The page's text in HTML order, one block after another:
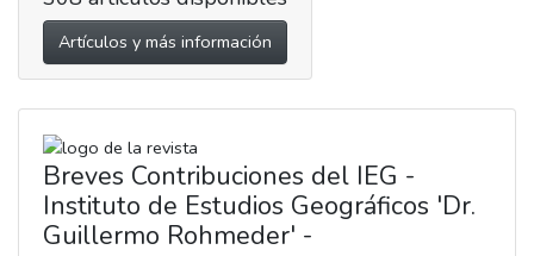
Artículos y más información
Breves Contribuciones del IEG -
Instituto de Estudios Geográficos 'Dr.
Guillermo Rohmeder' -